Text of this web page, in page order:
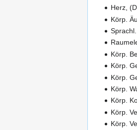
Herz,
Körp.
Körp.
Körp.
Körp.
Körp.
Körp.
Körp.
Körp.